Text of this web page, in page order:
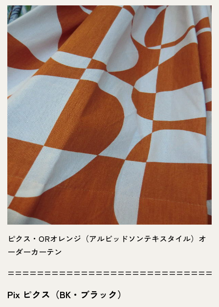
ピクス・ORオレンジ（アルビッドソンテキスタイル）オ
ーダーカーテン
Pix ピクス（BK・ブラック）